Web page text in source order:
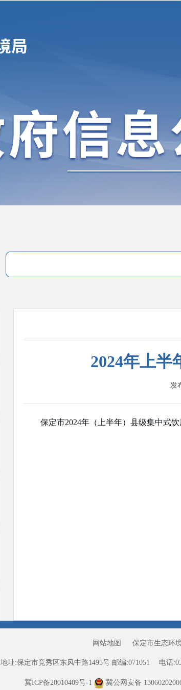
2024年上半
发
保定市2024年（上半年）县级集中式
网站地图 保定市生态环
地址:保定市竞秀区东风中路1495号 邮编:071051 电话
冀ICP备20010409号-1 冀公网安备